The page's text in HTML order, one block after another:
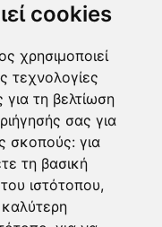
cookies
χρησιμοποιεί
τεχνολογίες
τη βελτίωση
σας για
σκοπούς: για
τη βασική
ιστότοπου,
Services
|Δήλωση
τα Cookies
σύσταση (ΕΕ)